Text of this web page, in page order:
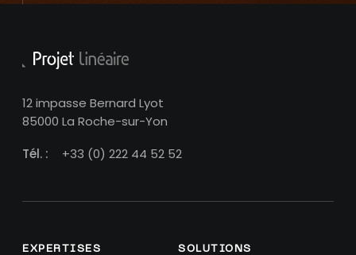
12 impasse Bernard Lyot
85000 La Roche-sur-Yon
Tél. :
+33 (0) 222 44 52 52
EXPERTISES SOLUTIONS